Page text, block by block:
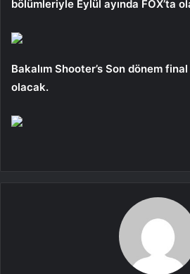
bölümleriyle Eylül ayında FOX’ta
Bakalım Shooter’s Son dönem
olacak.